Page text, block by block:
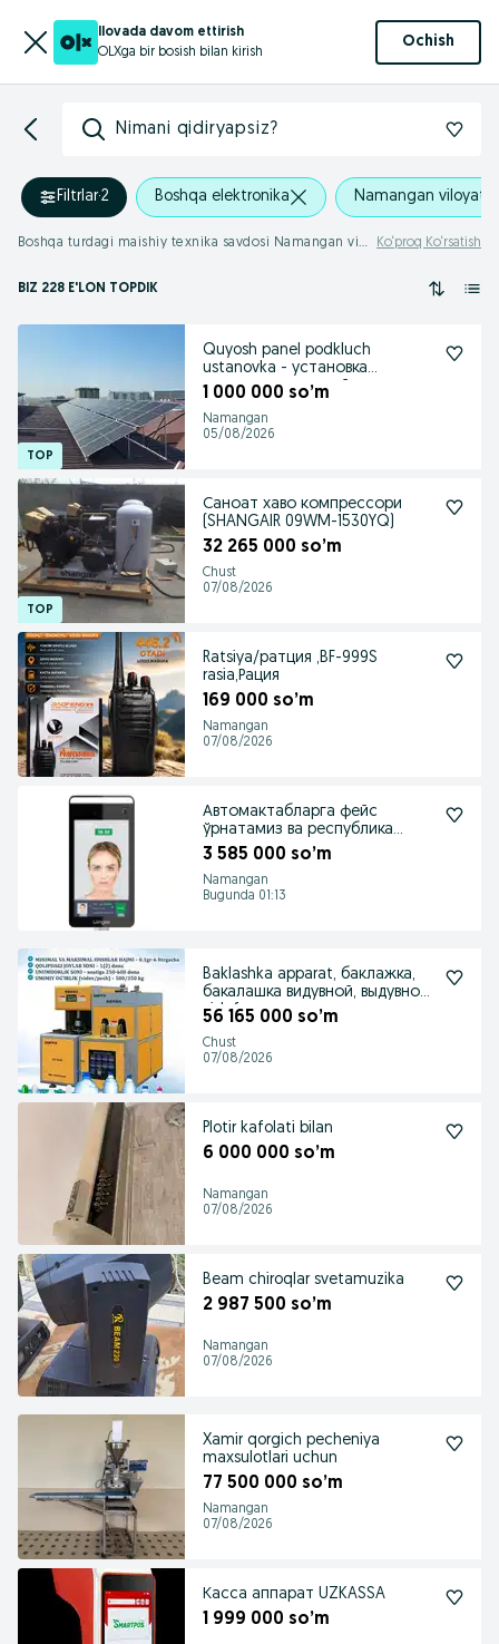
Ilovada davom ettirish
OLXga bir bosish bilan kirish
Ochish
Nimani qidiryapsiz?
Filtrlar·2 Boshqa elektronika Namangan viloyati
Boshqa turdagi maishiy texnika savdosi Namangan viloyati Ko‘proq Ko‘rsatish
BIZ 228 E'LON TOPDIK
Quyosh panel podkluch
ustanovka - установка
солнечных панелей
1 000 000 so’m
Namangan
05/08/2026
Саноат хаво компрессори
(SHANGAIR 09WM-1530YQ)
32 265 000 so’m
Chust
07/08/2026
Ratsiya/ратция ,BF-999S
rasia,Рация
169 000 so’m
Namangan
07/08/2026
Автомактабларга фейс
ўрнатамиз ва республика
гаига интеграция қиламиз
3 585 000 so’m
Namangan
Bugunda 01:13
Baklashka apparat, баклажка,
бакалашка видувной, выдувной,
viduf
56 165 000 so’m
Chust
07/08/2026
Plotir kafolati bilan
6 000 000 so’m
Namangan
07/08/2026
Beam chiroqlar svetamuzika
2 987 500 so’m
Namangan
07/08/2026
Xamir qorgich pecheniya
maxsulotlari uchun
77 500 000 so’m
Namangan
07/08/2026
Касса аппарат UZKASSA
1 999 000 so’m